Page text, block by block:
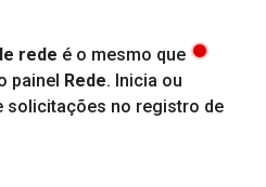
rede é o mesmo que
painel Rede. Inicia ou
solicitações no registro de